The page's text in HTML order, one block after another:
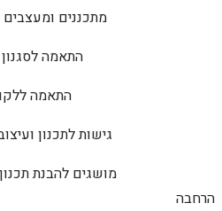
מתכננים ומעצבים
התאמה
התאמה
גישות לתכנון
מושגים להבנת
הרחבה